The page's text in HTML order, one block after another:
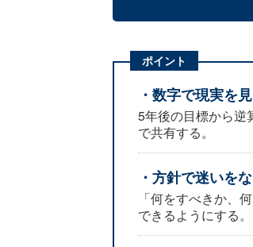
ポイント
・数字で現実を
5年後の目標から逆
で共有する。
・方針で迷いを
「何をすべきか、
できるようにする。